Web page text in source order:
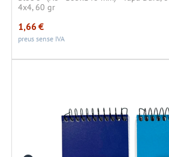
4x4, 60 gr
1,66€
preus sense IVA